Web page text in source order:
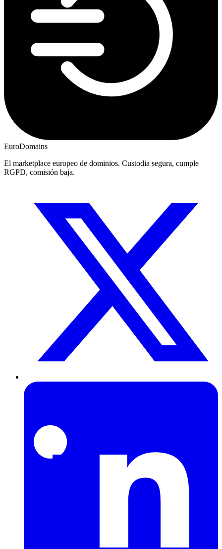
EuroDomains
El marketplace europeo de dominios. Custodia segura, cumple
RGPD, comisión baja.